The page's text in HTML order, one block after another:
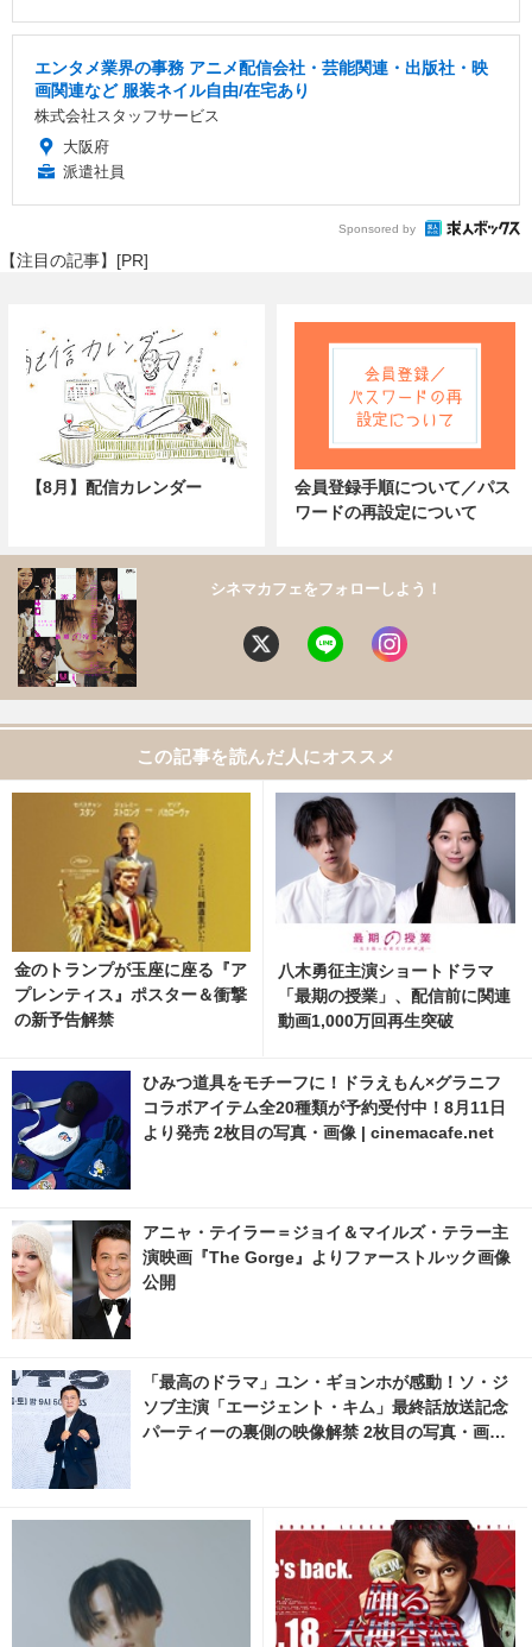
エンタメ業界の事務 アニメ配信会社・芸能関連・出版社・映
画関連など 服装ネイル自由/在宅あり
株式会社スタッフサービス
大阪府
派遣社員
Sponsored by
【注目の記事】[PR]
【8月】配信カレンダー
会員登録手順について／パス
ワードの再設定について
シネマカフェをフォローしよう！
この記事を読んだ人にオススメ
金のトランプが玉座に座る『ア
プレンティス』ポスター＆衝撃
の新予告解禁
八木勇征主演ショートドラマ
「最期の授業」、配信前に関連
動画1,000万回再生突破
ひみつ道具をモチーフに！ドラえもん×グラニフ
コラボアイテム全20種類が予約受付中！8月11日
より発売 2枚目の写真・画像 | cinemacafe.net
アニャ・テイラー＝ジョイ＆マイルズ・テラー主
演映画『The Gorge』よりファーストルック画像
公開
「最高のドラマ」ユン・ギョンホが感動！ソ・ジ
ソブ主演「エージェント・キム」最終話放送記念
パーティーの裏側の映像解禁 2枚目の写真・画像 |